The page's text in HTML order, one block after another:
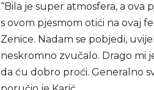
“Bila je super atmosfera, a ova
s ovom pjesmom otići na ovaj
Zenice. Nadam se pobjedi,
neskromno zvučalo. Drago mi
da ću dobro proći. Generalno